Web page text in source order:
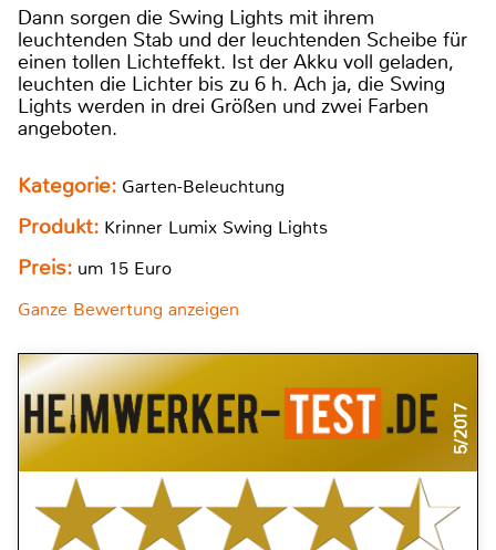
Dann sorgen die Swing Lights mit ihrem
leuchtenden Stab und der leuchtenden Scheibe für
einen tollen Lichteffekt. Ist der Akku voll geladen,
leuchten die Lichter bis zu 6 h. Ach ja, die Swing
Lights werden in drei Größen und zwei Farben
angeboten.
Kategorie: Garten-Beleuchtung
Produkt: Krinner Lumix Swing Lights
Preis: um 15 Euro
Ganze Bewertung anzeigen
5/2017